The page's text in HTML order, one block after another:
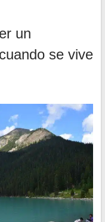
un
se vive